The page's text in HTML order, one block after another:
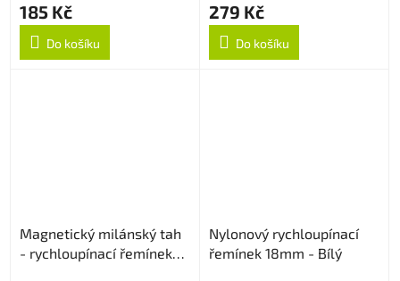
185 Kč
Do košíku
279 Kč
Do košíku
Magnetický milánský tah
- rychloupínací řemínek
Nylonový rychloupínací
řemínek 18mm - Bílý